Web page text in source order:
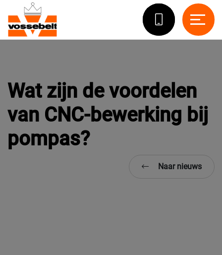
Wat zijn de voordelen
van CNC-bewerking bij
pompas?
Naar nieuws